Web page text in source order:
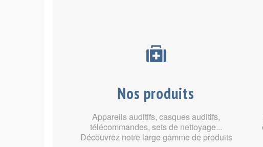
Nos produits
Appareils auditifs, casques auditifs,
télécommandes, sets de nettoyage...
Découvrez notre large gamme de produits